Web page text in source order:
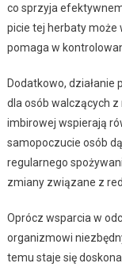
co sprzyja
picie tej herbaty może
pomaga w
Dodatkowo,
dla osób walczących
imbirowej wspierają
samopoczucie osób
regularnego
zmiany związane z
Oprócz wsparcia w
organizmowi
temu staje się